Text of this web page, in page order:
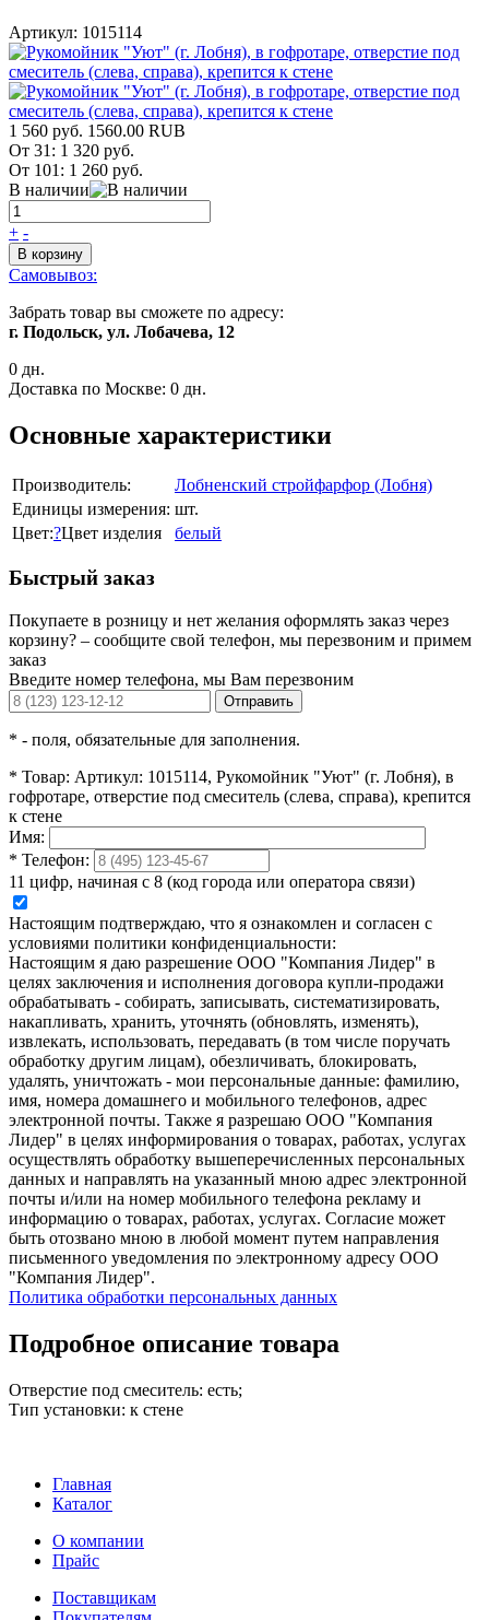
Артикул: 1015114
1 560 руб. 1560.00 RUB
От 31: 1 320 руб.
От 101: 1 260 руб.
В наличии
+ -
В корзину
Самовывоз:
Забрать товар вы сможете по адресу:
г. Подольск, ул. Лобачева, 12
0 дн.
Доставка по Москве: 0 дн.
Основные характеристики
Производитель:
Лобненский стройфарфор (Лобня)
Единицы измерения: шт.
Цвет:?Цвет изделия белый
Быстрый заказ
Покупаете в розницу и нет желания оформлять заказ через
корзину? – сообщите свой телефон, мы перезвоним и примем
заказ
Введите номер телефона, мы Вам перезвоним
Отправить
* - поля, обязательные для заполнения.
* Товар: Артикул: 1015114, Рукомойник "Уют" (г. Лобня), в
гофротаре, отверстие под смеситель (слева, справа), крепится
к стене
Имя:
* Телефон:
11 цифр, начиная с 8 (код города или оператора связи)
Настоящим подтверждаю, что я ознакомлен и согласен с
условиями политики конфиденциальности:
Настоящим я даю разрешение ООО "Компания Лидер" в
целях заключения и исполнения договора купли-продажи
обрабатывать - собирать, записывать, систематизировать,
накапливать, хранить, уточнять (обновлять, изменять),
извлекать, использовать, передавать (в том числе поручать
обработку другим лицам), обезличивать, блокировать,
удалять, уничтожать - мои персональные данные: фамилию,
имя, номера домашнего и мобильного телефонов, адрес
электронной почты. Также я разрешаю ООО "Компания
Лидер" в целях информирования о товарах, работах, услугах
осуществлять обработку вышеперечисленных персональных
данных и направлять на указанный мною адрес электронной
почты и/или на номер мобильного телефона рекламу и
информацию о товарах, работах, услугах. Согласие может
быть отозвано мною в любой момент путем направления
письменного уведомления по электронному адресу ООО
"Компания Лидер".
Политика обработки персональных данных
Подробное описание товара
Отверстие под смеситель: есть;
Тип установки: к стене
Главная
Каталог
О компании
Прайс
Поставщикам